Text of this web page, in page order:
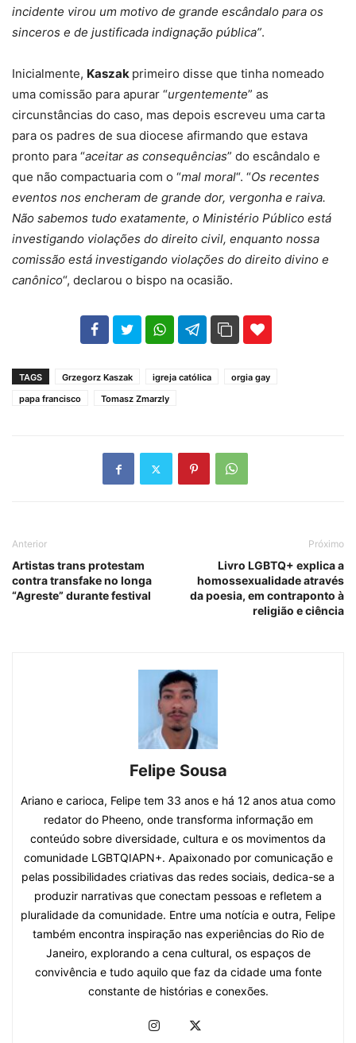
incidente virou um motivo de grande escândalo para os
sinceros e de justificada indignação pública”.
Inicialmente, Kaszak primeiro disse que tinha nomeado
uma comissão para apurar “urgentemente” as
circunstâncias do caso, mas depois escreveu uma carta
para os padres de sua diocese afirmando que estava
pronto para “aceitar as consequências” do escândalo e
que não compactuaria com o “mal moral“. “Os recentes
eventos nos encheram de grande dor, vergonha e raiva.
Não sabemos tudo exatamente, o Ministério Público está
investigando violações do direito civil, enquanto nossa
comissão está investigando violações do direito divino e
canônico“, declarou o bispo na ocasião.
102 35
TAGS Grzegorz Kaszak igreja católica
orgia gay
papa francisco
Tomasz Zmarzly
Anterior
Artistas trans protestam
contra transfake no longa
“Agreste” durante festival
Próximo
Livro LGBTQ+ explica a
homossexualidade através
da poesia, em contraponto à
religião e ciência
Felipe Sousa
Ariano e carioca, Felipe tem 33 anos e há 12 anos atua como
redator do Pheeno, onde transforma informação em
conteúdo sobre diversidade, cultura e os movimentos da
comunidade LGBTQIAPN+. Apaixonado por comunicação e
pelas possibilidades criativas das redes sociais, dedica-se a
produzir narrativas que conectam pessoas e refletem a
pluralidade da comunidade. Entre uma notícia e outra, Felipe
também encontra inspiração nas experiências do Rio de
Janeiro, explorando a cena cultural, os espaços de
convivência e tudo aquilo que faz da cidade uma fonte
constante de histórias e conexões.